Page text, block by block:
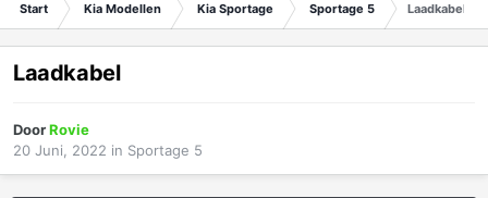
Start Kia Modellen Kia Sportage Sportage 5 Laadkabel
Laadkabel
DoorRovie
20 Juni, 2022 in Sportage 5